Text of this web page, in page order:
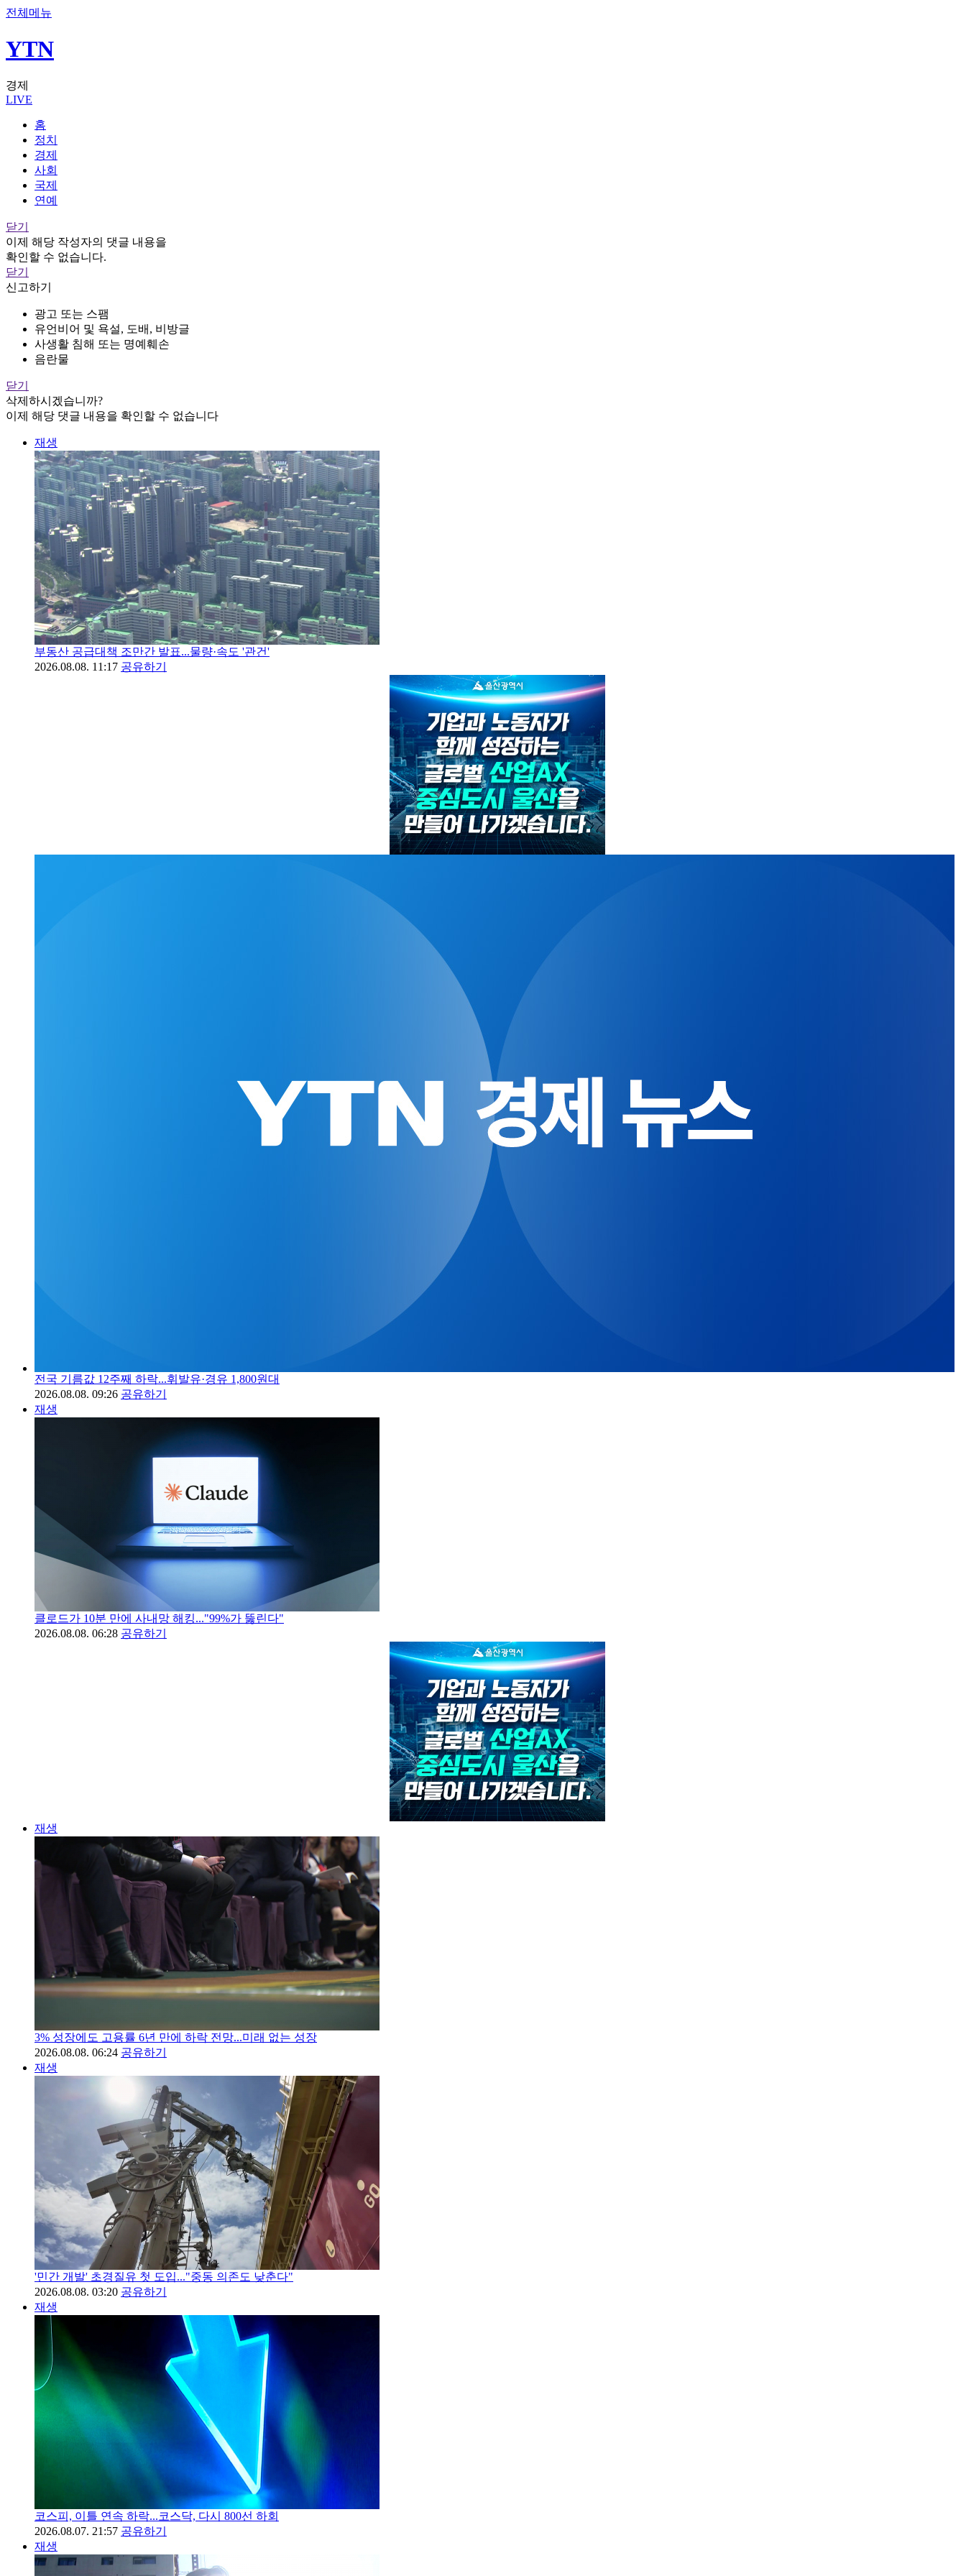
전체메뉴
YTN
경제
LIVE
홈
정치
경제
사회
국제
연예
닫기
이제 해당 작성자의 댓글 내용을
확인할 수 없습니다.
닫기
신고하기
광고 또는 스팸
유언비어 및 욕설, 도배, 비방글
사생활 침해 또는 명예훼손
음란물
닫기
삭제하시겠습니까?
이제 해당 댓글 내용을 확인할 수 없습니다
재생
부동산 공급대책 조만간 발표...물량·속도 '관건'
2026.08.08. 11:17 공유하기
전국 기름값 12주째 하락...휘발유·경유 1,800원대
2026.08.08. 09:26 공유하기
재생
클로드가 10분 만에 사내망 해킹..."99%가 뚫린다"
2026.08.08. 06:28 공유하기
재생
3% 성장에도 고용률 6년 만에 하락 전망...미래 없는 성장
2026.08.08. 06:24 공유하기
재생
'민간 개발' 초경질유 첫 도입..."중동 의존도 낮춘다"
2026.08.08. 03:20 공유하기
재생
코스피, 이틀 연속 하락...코스닥, 다시 800선 하회
2026.08.07. 21:57 공유하기
재생